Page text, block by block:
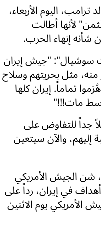
اليوم الأربعاء،
لأنها أطالت
إنهاء الحرب.
سوشيال": "جيش إيران
مثل بحريتهم وسلاح
تماماً. إيران كلها
مات!!!"
جداً للتفاوض على
والآن سيتعين
شن الجيش الأمريكي
في إيران، رداً على
الأمريكي يوم الاثنين